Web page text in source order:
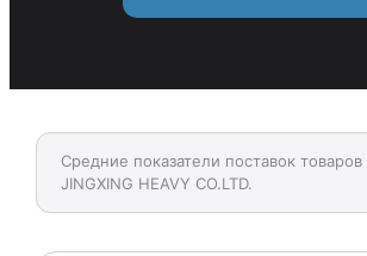
Средние показатели поставок
JINGXING HEAVY CO.LTD.